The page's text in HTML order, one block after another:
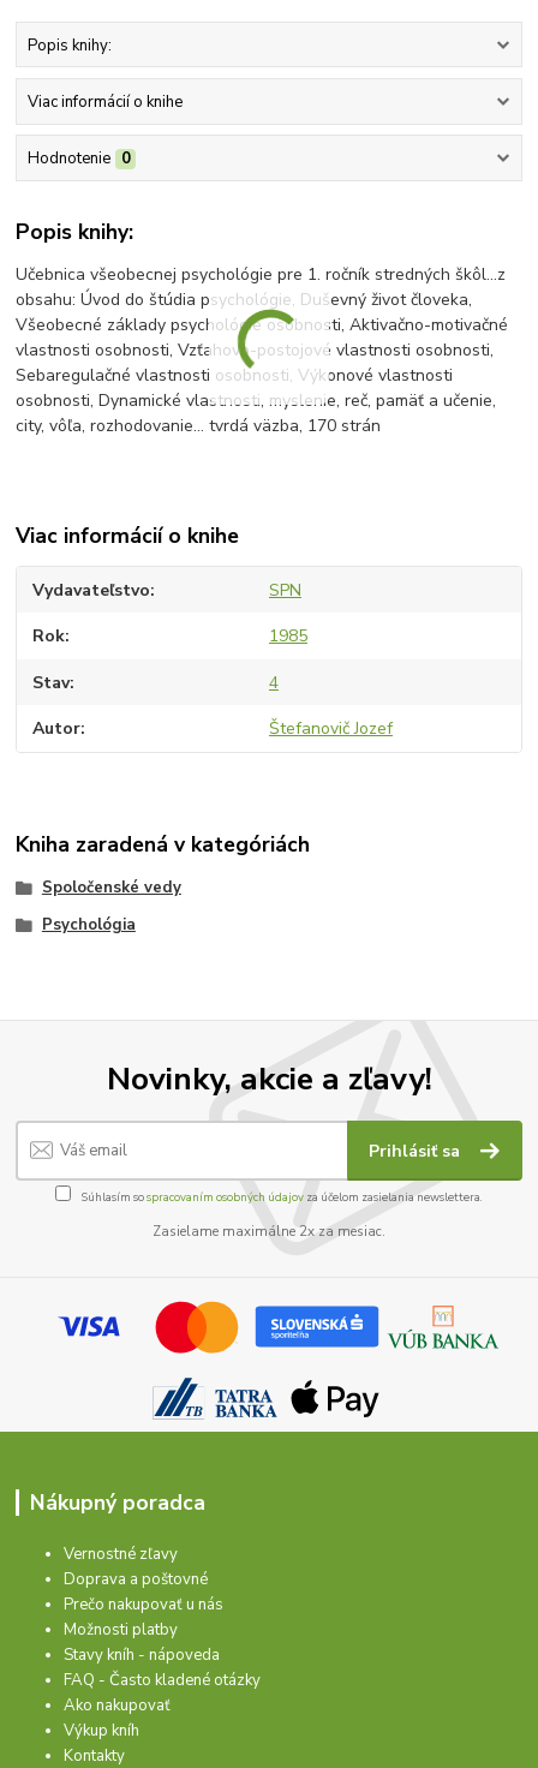
Popis knihy:
Viac informácií o knihe
Hodnotenie 0
Popis knihy:
Učebnica všeobecnej psychológie pre 1. ročník stredných škôl...z
obsahu: Úvod do štúdia psychológie, Duševný život človeka,
Všeobecné základy psychológie osobnosti, Aktivačno-motivačné
vlastnosti osobnosti, Vzťahovo-postojové vlastnosti osobnosti,
Sebaregulačné vlastnosti osobnosti, Výkonové vlastnosti
osobnosti, Dynamické vlastnosti, myslenie, reč, pamäť a učenie,
city, vôľa, rozhodovanie... tvrdá väzba, 170 strán
Viac informácií o knihe
Vydavateľstvo SPN
Rok 1985
Stav 4
Autor Štefanovič Jozef
Kniha zaradená v kategóriách
Spoločenské vedy
Psychológia
Novinky, akcie a zľavy!
Prihlásiť sa
Súhlasím sospracovaním osobných údajov za účelom zasielania newslettera.
Zasielame maximálne 2x za mesiac.
Nákupný poradca
Vernostné zľavy
Doprava a poštovné
Prečo nakupovať u nás
Možnosti platby
Stavy kníh - nápoveda
FAQ - Často kladené otázky
Ako nakupovať
Výkup kníh
Kontakty